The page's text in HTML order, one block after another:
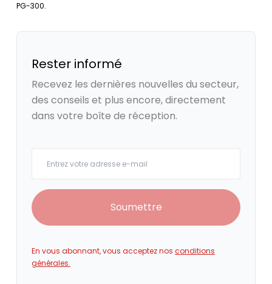
PG-300.
Rester informé
Recevez les dernières nouvelles du secteur,
des conseils et plus encore, directement
dans votre boîte de réception.
Soumettre
En vous abonnant, vous acceptez nos conditions
générales.